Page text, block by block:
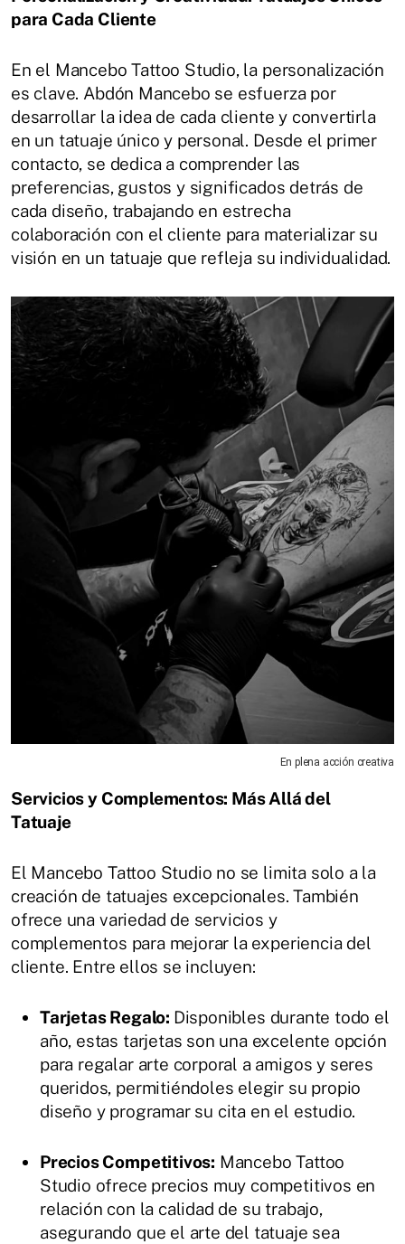
para Cada Cliente
En el Mancebo Tattoo Studio, la personalización
es clave. Abdón Mancebo se esfuerza por
desarrollar la idea de cada cliente y convertirla
en un tatuaje único y personal. Desde el primer
contacto, se dedica a comprender las
preferencias, gustos y significados detrás de
cada diseño, trabajando en estrecha
colaboración con el cliente para materializar su
visión en un tatuaje que refleja su individualidad.
En plena acción creativa
Servicios y Complementos: Más Allá del
Tatuaje
El Mancebo Tattoo Studio no se limita solo a la
creación de tatuajes excepcionales.También
ofrece una variedad de servicios y
complementos para mejorar la experiencia del
cliente. Entre ellos se incluyen:
Tarjetas Regalo: Disponibles durante todo el
año, estas tarjetas son una excelente opción
para regalar arte corporal a amigos y seres
queridos, permitiéndoles elegir su propio
diseño y programar su cita en el estudio.
Precios Competitivos: Mancebo Tattoo
Studio ofrece precios muy competitivos en
relación con la calidad de su trabajo,
asegurando que el arte del tatuaje sea